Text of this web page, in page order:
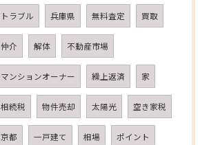
トラブル 兵庫県 無料査定 買取
仲介 解体 不動産市場
マンションオーナー 繰上返済 家
相続税 物件売却 太陽光 空き家税
京都 一戸建て 相場 ポイント